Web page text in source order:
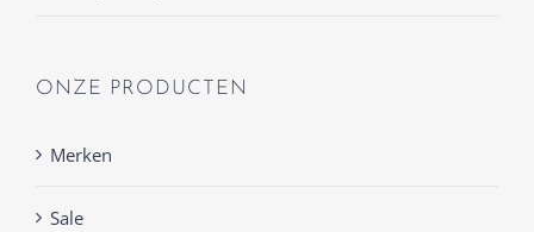
ONZE PRODUCTEN
Merken
Sale